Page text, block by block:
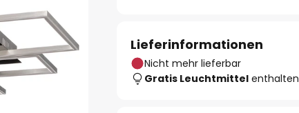
Lieferinformationen
Nicht mehr lieferbar
Gratis Leuchtmittel enthalten